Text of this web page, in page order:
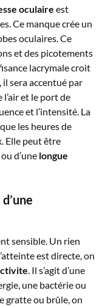
oculaire est
Ce manque crée un
oculaires. Ce
et des picotements
lacrymale croit
il sera accentué par
et le port de
et l’intensité. La
les heures de
Elle peut être
ou d’une longue
sensible. Un rien
est directe, on
. Il s’agit d’une
une bactérie ou
gratte ou brûle, on